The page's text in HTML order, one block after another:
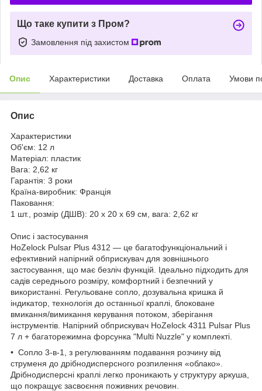
Що таке купити з Пром?
Замовлення під захистом
Опис Характеристики Доставка Оплата Умови
Опис
Характеристики
Об'єм: 12 л
Матеріал: пластик
Вага: 2,62 кг
Гарантія: 3 роки
Країна-виробник: Франція
Паковання:
1 шт., розмір (ДШВ): 20 x 20 x 69 см, вага: 2,62 кг
Опис і застосування
HoZelock Pulsar Plus 4312 — це багатофункціональний і
ефективний напірний обприскувач для зовнішнього
застосування, що має безліч функцій. Ідеально підходить для
садів середнього розміру, комфортний і безпечний у
використанні. Регульоване сопло, дозувальна кришка й
індикатор, технологія до останньої краплі, блоковане
вмикання/вимикання керування потоком, зберігання
інструментів. Напірний обприскувач HoZelock 4311 Pulsar Plus
7 л + багаторежимна форсунка "Multi Nuzzle" у комплекті.
• Сопло 3-в-1, з регулюванням подавання розчину від
струменя до дрібнодисперсного розпилення «облако».
Дрібнодисперсні краплі легко проникають у структуру аркуша,
що покращує засвоєння поживних речовин.